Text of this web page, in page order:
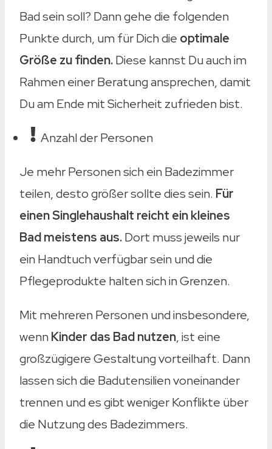
Bad sein soll? Dann gehe die folgenden
Punkte durch, um für Dich die optimale
Größe zu finden.Diese kannst Du auch im
Rahmen einer Beratung ansprechen, damit
Du am Ende mit Sicherheit zufrieden bist.
Anzahl der Personen
Je mehr Personen sich ein Badezimmer
teilen, desto größer sollte dies sein. Für
einen Singlehaushalt reicht ein kleines
Bad meistens aus.Dort muss jeweils nur
ein Handtuch verfügbar sein und die
Pflegeprodukte halten sich in Grenzen.
Mit mehreren Personen und insbesondere,
wennKinder das Bad nutzen, ist eine
großzügigere Gestaltung vorteilhaft. Dann
lassen sich die Badutensilien voneinander
trennen und es gibt weniger Konflikte über
die Nutzung des Badezimmers.